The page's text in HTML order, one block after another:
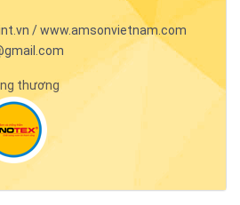
/ www.amsonvietnam.com